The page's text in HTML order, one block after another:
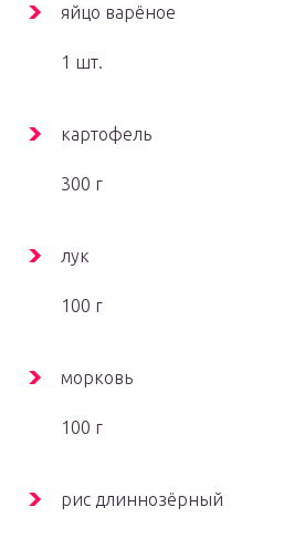
яйцо варёное
1 шт.
картофель
300 г
лук
100 г
морковь
100 г
рис длиннозёрный